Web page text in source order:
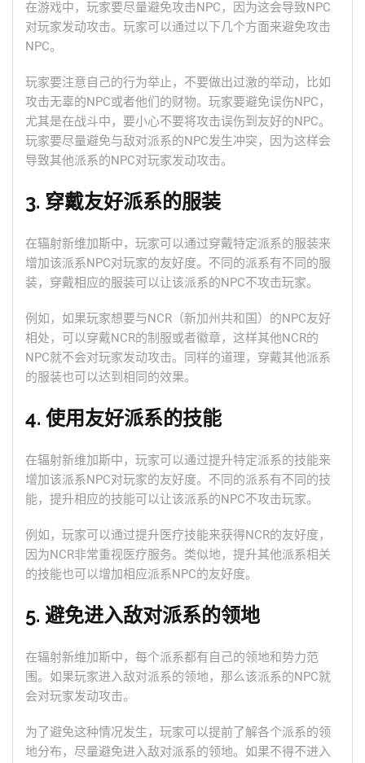
在游戏中，玩家要尽量避免攻击NPC，因为这会导致NPC
对玩家发动攻击。玩家可以通过以下几个方面来避免攻击
NPC。
玩家要注意自己的行为举止，不要做出过激的举动，比如
攻击无辜的NPC或者他们的财物。玩家要避免误伤NPC，
尤其是在战斗中，要小心不要将攻击误伤到友好的NPC。
玩家要尽量避免与敌对派系的NPC发生冲突，因为这样会
导致其他派系的NPC对玩家发动攻击。
3. 穿戴友好派系的服装
在辐射新维加斯中，玩家可以通过穿戴特定派系的服装来
增加该派系NPC对玩家的友好度。不同的派系有不同的服
装，穿戴相应的服装可以让该派系的NPC不攻击玩家。
例如，如果玩家想要与NCR（新加州共和国）的NPC友好
相处，可以穿戴NCR的制服或者徽章，这样其他NCR的
NPC就不会对玩家发动攻击。同样的道理，穿戴其他派系
的服装也可以达到相同的效果。
4. 使用友好派系的技能
在辐射新维加斯中，玩家可以通过提升特定派系的技能来
增加该派系NPC对玩家的友好度。不同的派系有不同的技
能，提升相应的技能可以让该派系的NPC不攻击玩家。
例如，玩家可以通过提升医疗技能来获得NCR的友好度，
因为NCR非常重视医疗服务。类似地，提升其他派系相关
的技能也可以增加相应派系NPC的友好度。
5. 避免进入敌对派系的领地
在辐射新维加斯中，每个派系都有自己的领地和势力范
围。如果玩家进入敌对派系的领地，那么该派系的NPC就
会对玩家发动攻击。
为了避免这种情况发生，玩家可以提前了解各个派系的领
地分布，尽量避免进入敌对派系的领地。如果不得不进入